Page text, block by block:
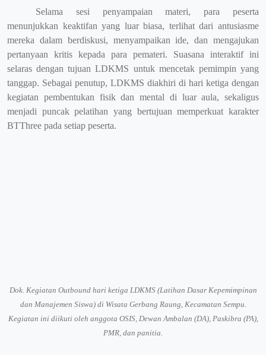
Selama sesi penyampaian materi, para peserta
menunjukkan keaktifan yang luar biasa, terlihat dari antusiasme
mereka dalam berdiskusi, menyampaikan ide, dan mengajukan
pertanyaan kritis kepada para pemateri. Suasana interaktif ini
selaras dengan tujuan LDKMS untuk mencetak pemimpin yang
tanggap. Sebagai penutup, LDKMS diakhiri di hari ketiga dengan
kegiatan pembentukan fisik dan mental di luar aula, sekaligus
menjadi puncak pelatihan yang bertujuan memperkuat karakter
BTThree pada setiap peserta.
Dok. Kegiatan Outbound hari ketiga LDKMS (Latihan Dasar Kepemimpinan
dan Manajemen Siswa) di Wisata Gerbang Raung, Kecamatan Sempu.
Kegiatan ini diikuti oleh anggota OSIS, Dewan Ambalan (DA), Paskibra (PA),
PMR, dan panitia.